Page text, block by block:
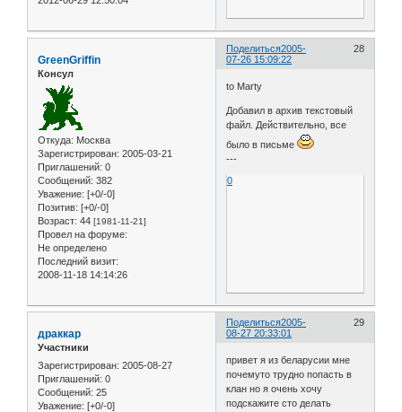
Поделиться 28
2005-
07-26 15:09:22
GreenGriffin
Консул
Откуда: Москва
Зарегистрирован: 2005-03-21
Приглашений: 0
Сообщений: 382
Уважение: [+0/-0]
Позитив: [+0/-0]
Возраст: 44 [1981-11-21]
Провел на форуме:
Не определено
Последний визит:
2008-11-18 14:14:26
to Marty
Добавил в архив текстовый
файл. Действительно, все
было в письме
---
0
Поделиться 29
2005-
08-27 20:33:01
драккар
Участники
Зарегистрирован: 2005-08-27
Приглашений: 0
Сообщений: 25
Уважение: [+0/-0]
привет я из беларусии мне
почемуто трудно попасть в
клан но я очень хочу
подскажите сто делать